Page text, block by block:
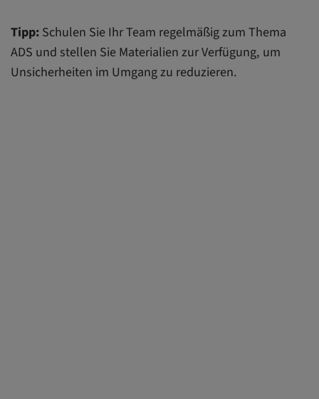
Tipp:Schulen Sie Ihr Team regelmäßig zum Thema
ADS und stellen Sie Materialien zur Verfügung, um
Unsicherheiten im Umgang zu reduzieren.